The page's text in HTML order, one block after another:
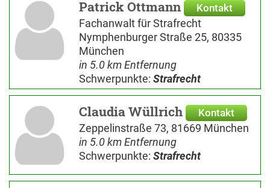
Patrick Ottmann Kontakt
Fachanwalt für Strafrecht
Nymphenburger Straße 25, 80335
München
in 5.0 km Entfernung
Schwerpunkte: Strafrecht
Claudia Wüllrich Kontakt
Zeppelinstraße 73, 81669 München
in 5.0 km Entfernung
Schwerpunkte: Strafrecht